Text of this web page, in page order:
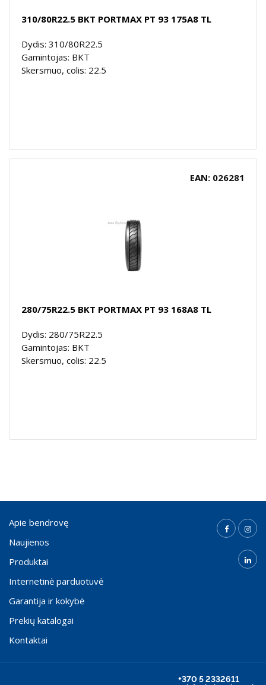
310/80R22.5 BKT PORTMAX PT 93 175A8 TL
Dydis: 310/80R22.5
Gamintojas: BKT
Skersmuo, colis: 22.5
EAN: 026281
280/75R22.5 BKT PORTMAX PT 93 168A8 TL
Dydis: 280/75R22.5
Gamintojas: BKT
Skersmuo, colis: 22.5
Apie bendrovę
Naujienos
Produktai
Internetinė parduotuvė
Garantija ir kokybė
Prekių katalogai
Kontaktai
+370 5 2332611